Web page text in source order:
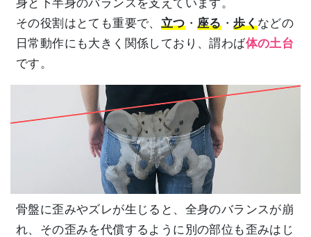
身と下半身のバランスを支えています。
その役割はとても重要で、 立つ・座る・歩くなどの
日常動作にも大きく関係しており、謂わば体の土台
です。
骨盤に歪みやズレが生じると、全身のバランスが崩
れ、その歪みを代償するように別の部位も歪みはじ